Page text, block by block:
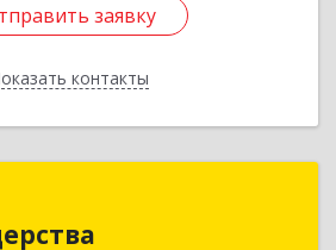
заявку
контакты
заявку